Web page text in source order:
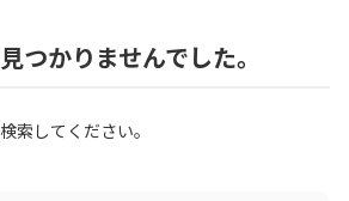
つかりませんでした。
索してください。